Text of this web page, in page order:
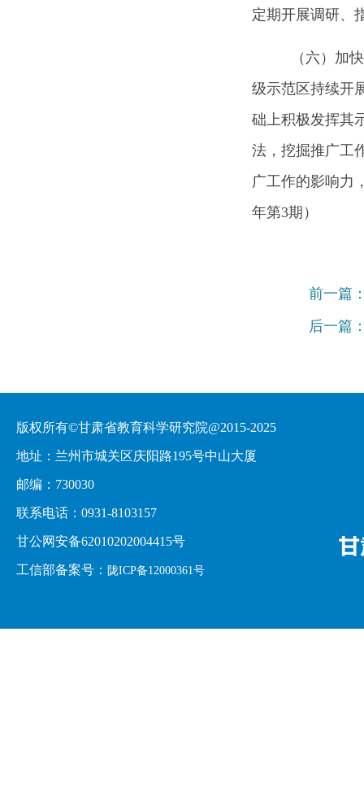
定期开展调研、
（六）加快
级示范区持续开
础上积极发挥其
法，挖掘推广工
广工作的影响力
年第3期）
前一篇
后一篇
版权所有©甘肃省教育科学研究院@2015-2025
地址：兰州市城关区庆阳路195号中山大厦
邮编：730030
联系电话：0931-8103157
甘公网安备62010202004415号
工信部备案号： 陇ICP备12000361号